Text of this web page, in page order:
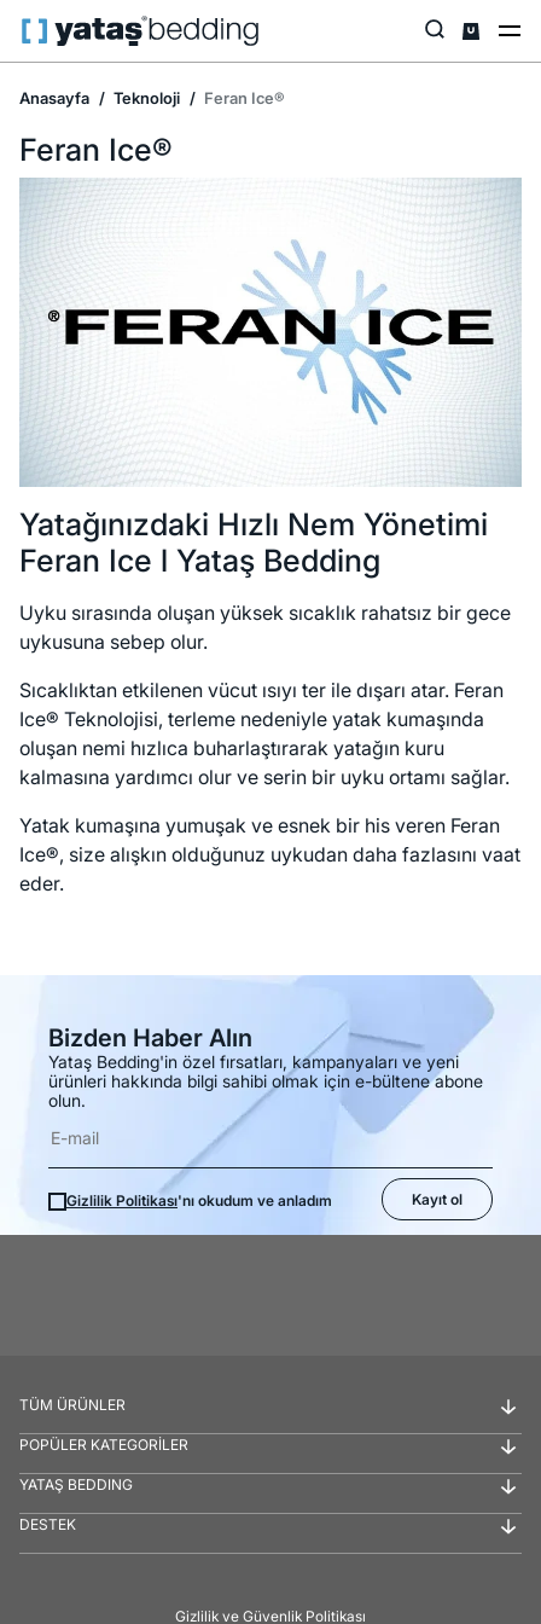
Anasayfa Teknoloji Feran Ice®
Feran Ice®
Yatağınızdaki Hızlı Nem Yönetimi
Feran Ice l Yataş Bedding
Uyku sırasında oluşan yüksek sıcaklık rahatsız bir gece
uykusuna sebep olur.
Sıcaklıktan etkilenen vücut ısıyı ter ile dışarı atar. Feran
Ice® Teknolojisi, terleme nedeniyle yatak kumaşında
oluşan nemi hızlıca buharlaştırarak yatağın kuru
kalmasına yardımcı olur ve serin bir uyku ortamı sağlar.
Yatak kumaşına yumuşak ve esnek bir his veren Feran
Ice®, size alışkın olduğunuz uykudan daha fazlasını vaat
eder.
Bizden Haber Alın
Yataş Bedding'in özel fırsatları, kampanyaları ve yeni
ürünleri hakkında bilgi sahibi olmak için e-bültene abone
olun.
Gizlilik Politikası'nı okudum ve anladım Kayıt ol
TÜM ÜRÜNLER
POPÜLER KATEGORİLER
YATAŞ BEDDING
DESTEK
Gizlilik ve Güvenlik Politikası